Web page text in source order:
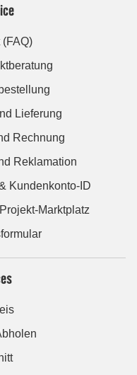
(FAQ)
Lieferung
Rechnung
Reklamation
Kundenkonto-ID
Marktplatz